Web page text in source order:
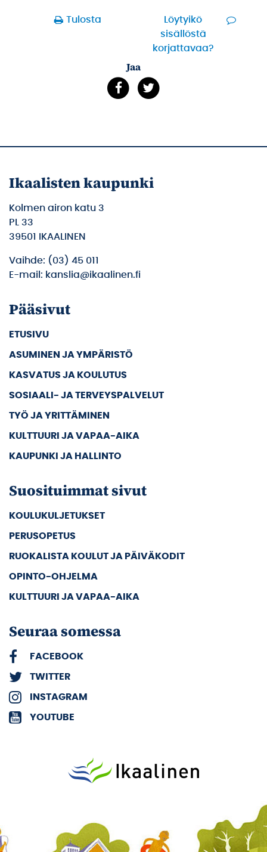
Tulosta
Löytyikö
sisällöstä
korjattavaa?
Jaa
Ikaalisten kaupunki
Kolmen airon katu 3
PL 33
39501 IKAALINEN
Vaihde: (03) 45 011
E-mail: kanslia@ikaalinen.fi
Pääsivut
ETUSIVU
ASUMINEN JA YMPÄRISTÖ
KASVATUS JA KOULUTUS
SOSIAALI- JA TERVEYSPALVELUT
TYÖ JA YRITTÄMINEN
KULTTUURI JA VAPAA-AIKA
KAUPUNKI JA HALLINTO
Suosituimmat sivut
KOULUKULJETUKSET
PERUSOPETUS
RUOKALISTA KOULUT JA PÄIVÄKODIT
OPINTO-OHJELMA
KULTTUURI JA VAPAA-AIKA
Seuraa somessa
FACEBOOK
TWITTER
INSTAGRAM
YOUTUBE